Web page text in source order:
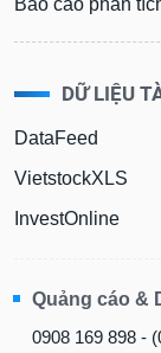
DỮ LIỆU
DataFeed
VietstockXLS
InvestOnline
Quảng cáo &
0908 169 898 -